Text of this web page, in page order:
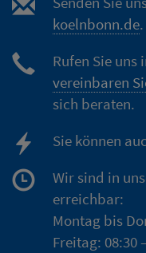
koelnbonn.de.
Rufen Sie uns
vereinbaren
sich beraten.
Sie können
Wir sind in
erreichbar:
Montag bis
Freitag: 08:30